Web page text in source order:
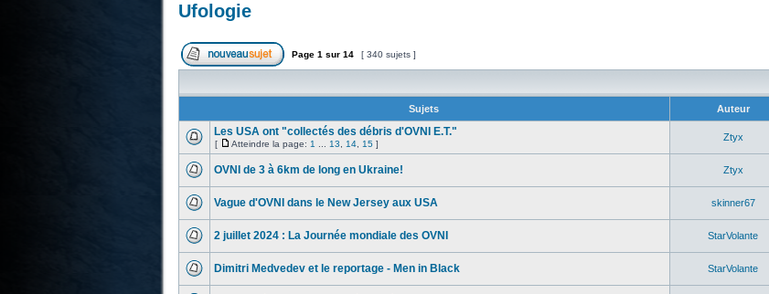
Ufologie
Page 1 sur 14 [ 340 sujets ]
Sujets Auteur
Les USA ont "collectés des débris d'OVNI E.T."
[ Atteindre la page: 1 13 14, 15]
Ztyx
OVNI de 3 à 6km de long en Ukraine! Ztyx
Vague d'OVNI dans le New Jersey aux USA skinner67
2 juillet 2024 : La Journée mondiale des OVNI StarVolante
Dimitri Medvedev et le reportage - Men in Black StarVolante